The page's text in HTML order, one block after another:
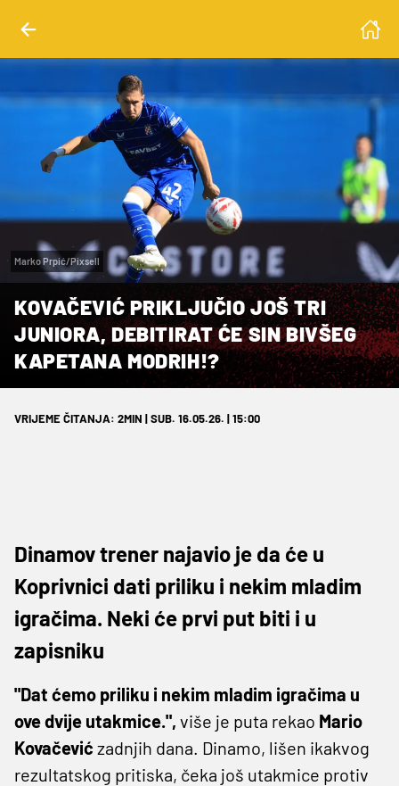
Marko Prpić/Pixsell
KOVAČEVIĆ PRIKLJUČIO JOŠ TRI
JUNIORA, DEBITIRAT ĆE SIN BIVŠEG
KAPETANA MODRIH!?
VRIJEME ČITANJA: 2MIN | SUB. 16.05.26. | 15:00
Dinamov trener najavio je da će u
Koprivnici dati priliku i nekim mladim
igračima. Neki će prvi put biti i u
zapisniku
"Dat ćemo priliku i nekim mladim igračima u
ove dvije utakmice.", više je puta rekao Mario
Kovačević zadnjih dana. Dinamo, lišen ikakvog
rezultatskog pritiska, čeka još utakmice protiv